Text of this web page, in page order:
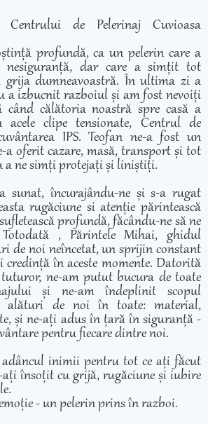
de Pelerinaj Cuvioasa
profundă, ca un pelerin care a
nesiguranță, dar care a simțit tot
grija dumneavoastră. În ultima zi a
a izbucnit razboiul și am fost nevoiți
când călătoria noastră spre casă a
acele clipe tensionate, Centrul de
IPS. Teofan ne-a fost un
a oferit cazare, masă, transport și tot
a ne simți protejați și liniștiți.
sunat, încurajându-ne și s-a rugat
rugăciune si atenție părintească
profundă, făcându-ne să ne
, Părintele Mihai, ghidul
de noi neîncetat, un sprijin constant
în aceste momente. Datorită
ne-am putut bucura de toate
și ne-am îndeplinit scopul
alături de noi în toate: material,
și ne-ați adus în țară în siguranță -
pentru fiecare dintre noi.
inimii pentru tot ce ați făcut
însoțit cu grijă, rugăciune și iubire
- un pelerin prins în razboi.